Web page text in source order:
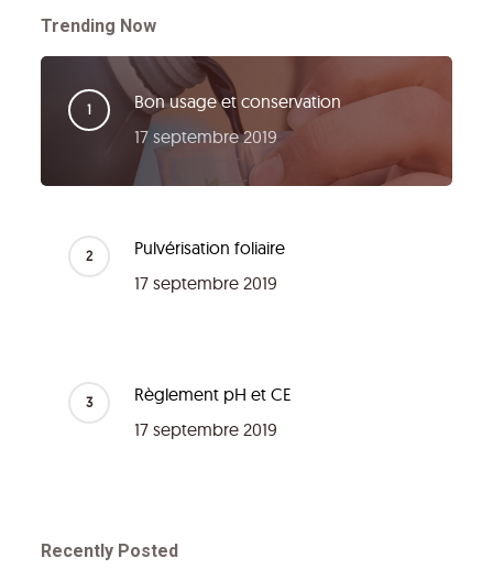
Trending Now
Bon usage et conservation
17 septembre 2019
Pulvérisation foliaire
17 septembre 2019
Règlement pH et CE
17 septembre 2019
Recently Posted